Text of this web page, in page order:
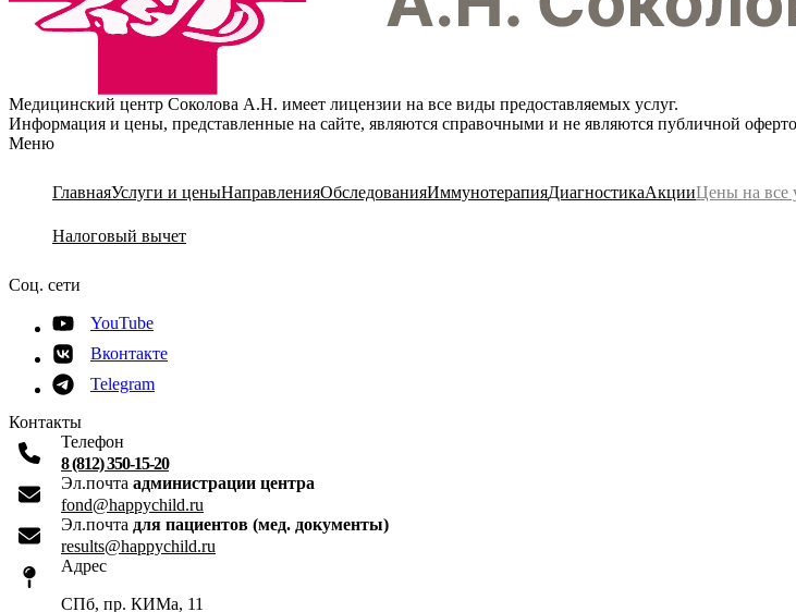
Медицинский центр Соколова А.Н. имеет лицензии на все виды предоставляемых услуг.
Информация и цены, представленные на сайте, являются справочными и не являются публичной
Меню
ГлавнаяУслуги и ценыНаправленияОбследованияИммунотерапияДиагностикаАкцииЦены на все
Налоговый вычет
Соц. сети
YouTube
Вконтакте
Telegram
Контакты
Телефон
8 (812) 350-15-20
Эл.почта администрации центра
fond@happychild.ru
Эл.почта для пациентов (мед. документы)
results@happychild.ru
Адрес
СПб, пр. КИМа, 11